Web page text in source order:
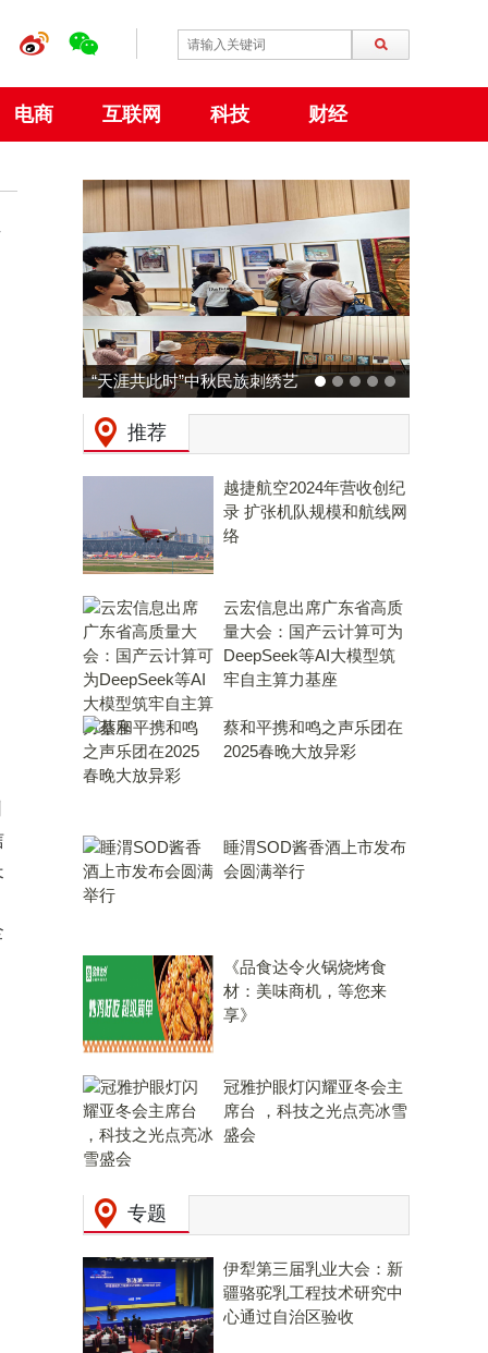
电商 互联网 科技 财经
动力火车 × 广州草莓音乐节
预热：拒绝压力，和Z时代一
起现场「干翻老板」！
推荐
越捷航空2024年营收创纪
录 扩张机队规模和航线网
络
云宏信息出席广东省高质
量大会：国产云计算可为
DeepSeek等AI大模型筑
牢自主算力基座
蔡和平携和鸣之声乐团在
2025春晚大放异彩
睡渭SOD酱香酒上市发布
会圆满举行
《品食达令火锅烧烤食
材：美味商机，等您来
享》
冠雅护眼灯闪耀亚冬会主
席台 ，科技之光点亮冰雪
盛会
专题
伊犁第三届乳业大会：新
疆骆驼乳工程技术研究中
心通过自治区验收